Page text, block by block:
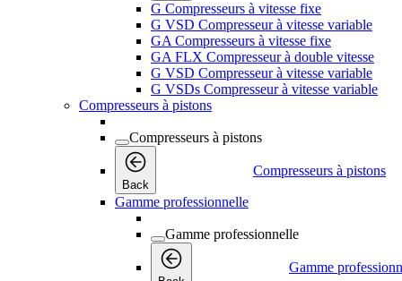
G Compresseurs à vitesse fixe
G VSD Compresseur à vitesse variable
GA Compresseurs à vitesse fixe
GA FLX Compresseur à double vitesse
G VSD Compresseur à vitesse variable
G VSDs Compresseur à vitesse variable
Compresseurs à pistons
Compresseurs à pistons
Back
Compresseurs à pistons
Gamme professionnelle
Gamme professionnelle
Gamme